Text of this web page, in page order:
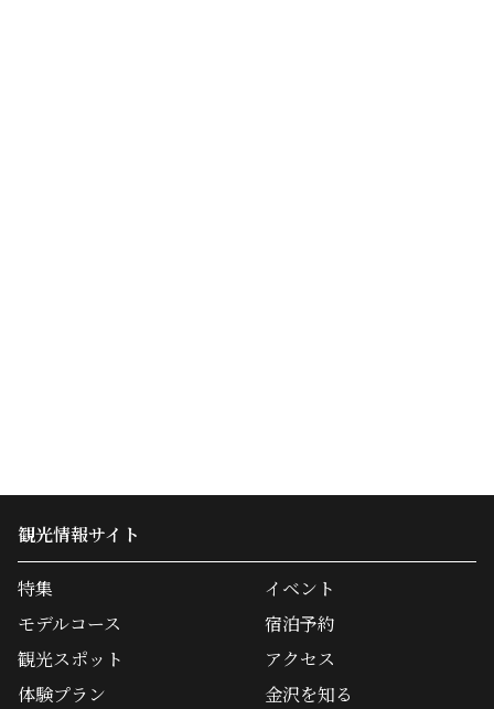
観光情報サイト
特集
モデルコース
観光スポット
体験プラン
イベント
宿泊予約
アクセス
金沢を知る